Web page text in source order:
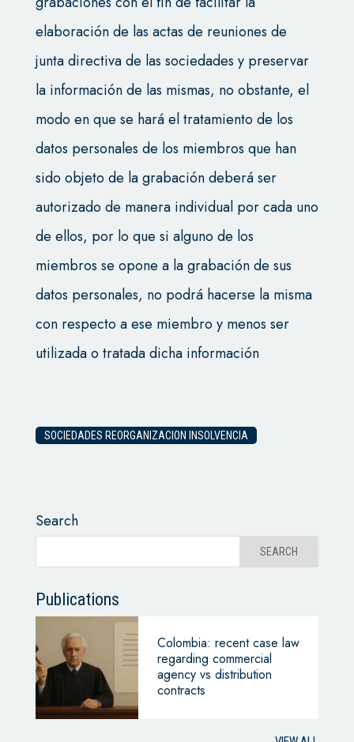
elaboración de las actas de reuniones de
junta directiva de las sociedades y preservar
la información de las mismas, no obstante, el
modo en que se hará el tratamiento de los
datos personales de los miembros que han
sido objeto de la grabación deberá ser
autorizado de manera individual por cada uno
de ellos, por lo que si alguno de los
miembros se opone a la grabación de sus
datos personales, no podrá hacerse la misma
con respecto a ese miembro y menos ser
utilizada o tratada dicha información
SOCIEDADES REORGANIZACION INSOLVENCIA
Search
Publications
Colombia: recent case law
regarding commercial
agency vs distribution
contracts